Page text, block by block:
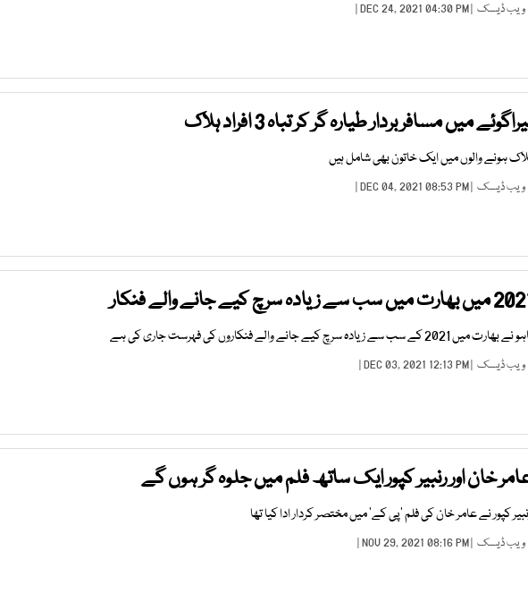
ویب ڈیسک | DEC 24, 2021 04:30 PM |
میں مسافر بردار طیارہ گر کر تباہ 3 افراد ہلاک
ہونے والوں میں ایک خاتون بھی شامل ہیں
ویب ڈیسک | DEC 04, 2021 08:53 PM |
میں سب سے زیادہ سرچ کیے جانے والے فنکار
میں 2021 کے سب سے زیادہ سرچ کیے جانے والے فنکاروں کی فہرست جاری کی ہے
ویب ڈیسک | DEC 03, 2021 12:13 PM |
خان اور رنبیر کپور ایک ساتھ فلم میں جلوہ گر ہوں گے
کپور نے عامر خان کی فلم ’پی کے‘ میں مختصر کردار ادا کیا تھا
ویب ڈیسک | NOV 29, 2021 08:16 PM |